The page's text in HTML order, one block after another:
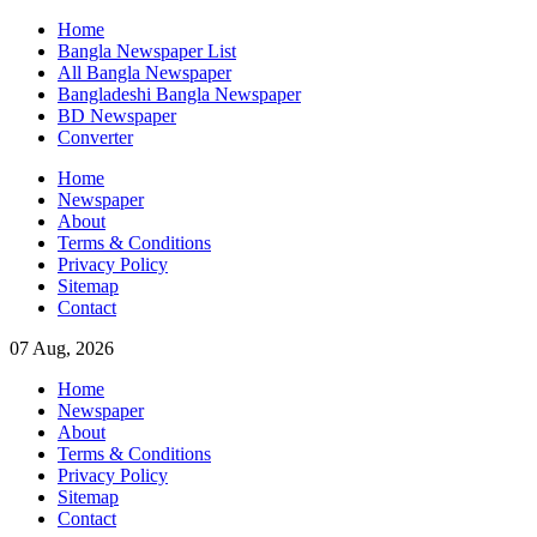
Skip
content
Home
Bangla Newspaper List
All Bangla Newspaper
Bangladeshi Bangla Newspaper
BD Newspaper
Converter
Home
Newspaper
About
Terms & Conditions
Privacy Policy
Sitemap
Contact
07 Aug, 2026
Home
Newspaper
About
Terms & Conditions
Privacy Policy
Sitemap
Contact